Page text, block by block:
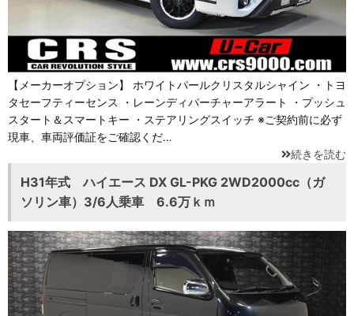
【メーカーオプション】 ホワイトパールクリスタルシャイン ・トヨ
タセーフティーセンス ・レーンディパーチャーアラート ・プッシュ
スタート＆スマートキー ・ステアリングスイッチ ※ご契約前に必ず
現車、車両評価証をご確認くだ…
続きを読む
H31年式 ハイエース DX GL-PKG 2WD2000cc（ガ
ソリン車）3/6人乗車 6.6万ｋｍ